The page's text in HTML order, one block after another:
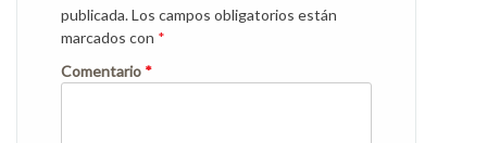
publicada.Los campos obligatorios están
marcados con *
Comentario *